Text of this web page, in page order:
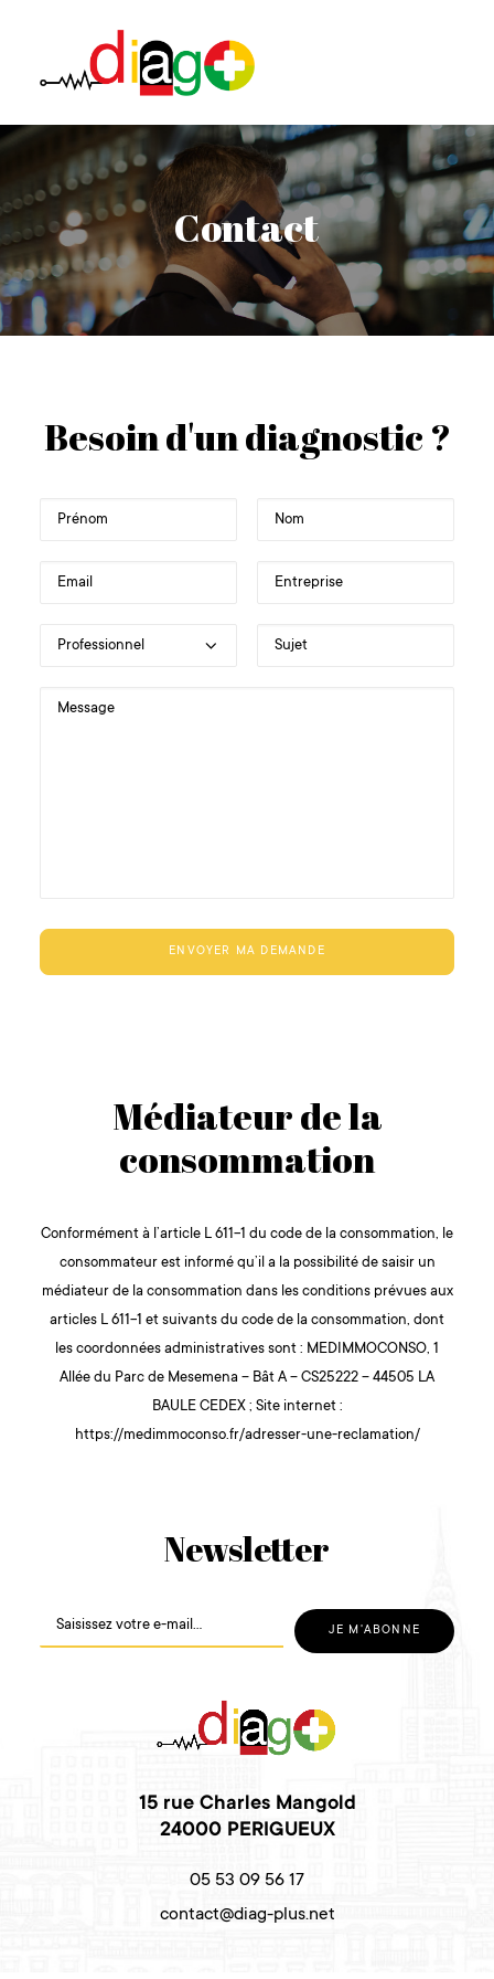
L’entreprise
Etudes de sol
Immobiliers
Professionnels
Contact
Besoin d'un diagnostic ?
Médiateur de la
consommation
Conformément à l’article L 611-1 du code de la consommation, le
consommateur est informé qu’il a la possibilité de saisir un
médiateur de la consommation dans les conditions prévues aux
articles L 611-1 et suivants du code de la consommation, dont
les coordonnées administratives sont : MEDIMMOCONSO, 1
Allée du Parc de Mesemena – Bât A – CS25222 – 44505 LA
BAULE CEDEX ; Site internet :
https://medimmoconso.fr/adresser-une-reclamation/
Newsletter
15 rue Charles Mangold
24000 PERIGUEUX
05 53 09 56 17
contact@diag-plus.net